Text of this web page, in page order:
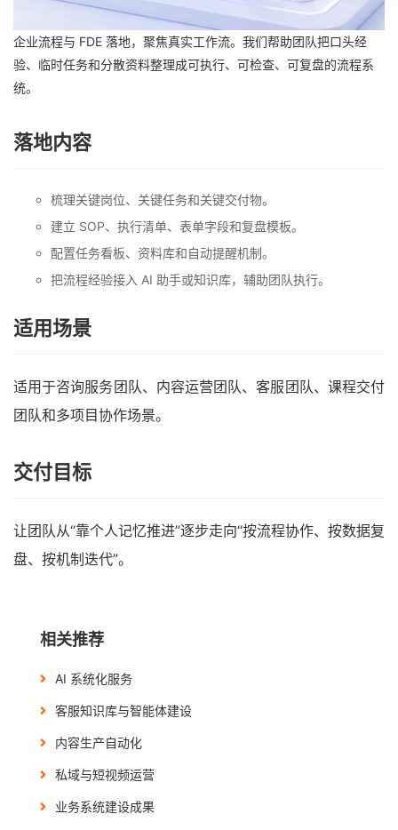
企业流程与 FDE 落地，聚焦真实工作流。我们帮助团队把口头经
验、临时任务和分散资料整理成可执行、可检查、可复盘的流程系
统。
落地内容
梳理关键岗位、关键任务和关键交付物。
建立 SOP、执行清单、表单字段和复盘模板。
配置任务看板、资料库和自动提醒机制。
把流程经验接入 AI 助手或知识库，辅助团队执行。
适用场景
适用于咨询服务团队、内容运营团队、客服团队、课程交付
团队和多项目协作场景。
交付目标
让团队从“靠个人记忆推进”逐步走向“按流程协作、按数据复
盘、按机制迭代”。
相关推荐
AI 系统化服务
客服知识库与智能体建设
内容生产自动化
私域与短视频运营
业务系统建设成果